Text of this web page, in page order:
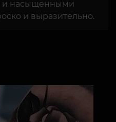
и насыщенными
и выразительно.